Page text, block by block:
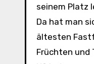
seinem Platz
Da hat man
ältesten
Früchten und